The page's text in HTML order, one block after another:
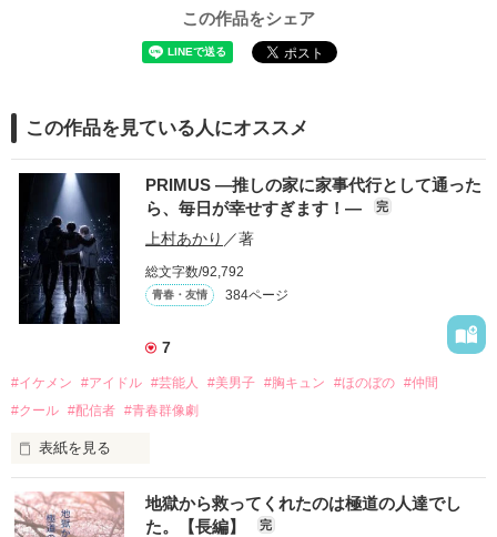
この作品をシェア
この作品を見ている人にオススメ
PRIMUS ―推しの家に家事代行として通った
ら、毎日が幸せすぎます！―
完
上村あかり ／著
総文字数/92,792
青春・友情 384ページ
7
#イケメン #アイドル #芸能人 #美男子 #胸キュン #ほのぼの #仲間
#クール #配信者 #青春群像劇
表紙を見る
推しは画面の向こうにいるはずだったのに、仕事先で毎日会っ
ています。
地獄から救ってくれたのは極道の人達でし
た。【長編】
完